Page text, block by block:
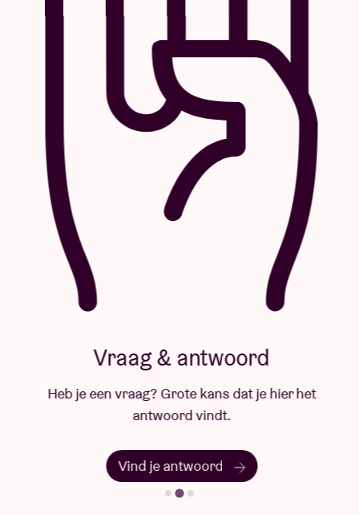
Vraag & antwoord
Heb je een vraag? Grote kans dat je hier het
antwoord vindt.
Vind je antwoord